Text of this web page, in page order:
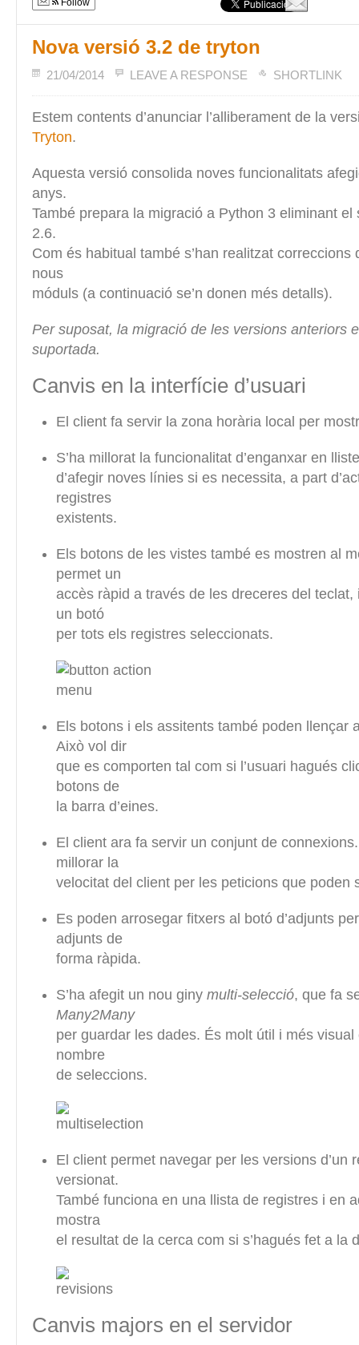
Follow
Nova versió 3.2 de tryton
21/04/2014 LEAVE A RESPONSE SHORTLINK
Estem contents d’anunciar l’alliberament de la
Tryton.
Aquesta versió consolida noves funcionalitats
anys.
També prepara la migració a Python 3 eliminant el
2.6.
Com és habitual també s’han realitzat correccions
nous
móduls (a continuació se’n donen més detalls).
Per suposat, la migració de les versions anteriors
suportada.
Canvis en la interfície d’usuari
El client fa servir la zona horària local per
S’ha millorat la funcionalitat d’enganxar en
d’afegir noves línies si es necessita, a part
registres
existents.
Els botons de les vistes també es mostren al
permet un
accès ràpid a través de les dreceres del teclat,
un botó
per tots els registres seleccionats.
Els botons i els assitents també poden llençar
Això vol dir
que es comporten tal com si l’usuari hagués
botons de
la barra d’eines.
El client ara fa servir un conjunt de
millorar la
velocitat del client per les peticions que poden
Es poden arrosegar fitxers al botó d’adjunts
adjunts de
forma ràpida.
S’ha afegit un nou giny multi-selecció, que fa
Many2Many
per guardar les dades. És molt útil i més
nombre
de seleccions.
El client permet navegar per les versions d’un
versionat.
També funciona en una llista de registres i en
mostra
el resultat de la cerca com si s’hagués fet a la
Canvis majors en el servidor